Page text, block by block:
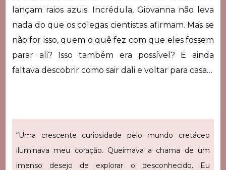
lançam raios azuis. Incrédula, Giovanna não leva
nada do que os colegas cientistas afirmam. Mas se
não for isso, quem o quê fez com que eles fossem
parar ali? Isso também era possível? E ainda
faltava descobrir como sair dali e voltar para casa…
“Uma crescente curiosidade pelo mundo cretáceo
iluminava meu coração. Queimava a chama de um
imenso desejo de explorar o desconhecido. Eu